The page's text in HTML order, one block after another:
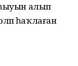
һыуын алып
һаҡлаған